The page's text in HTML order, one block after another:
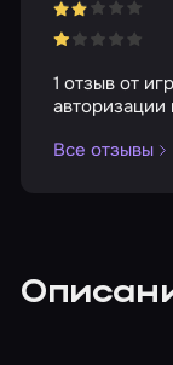
1 отзыв от
авторизации
Все отзывы